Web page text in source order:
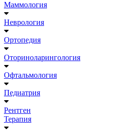
Маммология
Неврология
Ортопедия
Оториноларингология
Офтальмология
Педиатрия
Рентген
Терапия